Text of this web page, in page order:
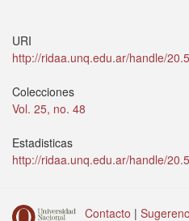
URI
http://ridaa.unq.edu.ar/handle/
Colecciones
Vol. 25, no. 48
Estadisticas
http://ridaa.unq.edu.ar/handle/
Contacto |